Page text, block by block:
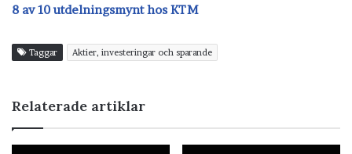
8 av 10 utdelningsmynt hos KTM
Taggar Aktier, investeringar och sparande
Relaterade artiklar